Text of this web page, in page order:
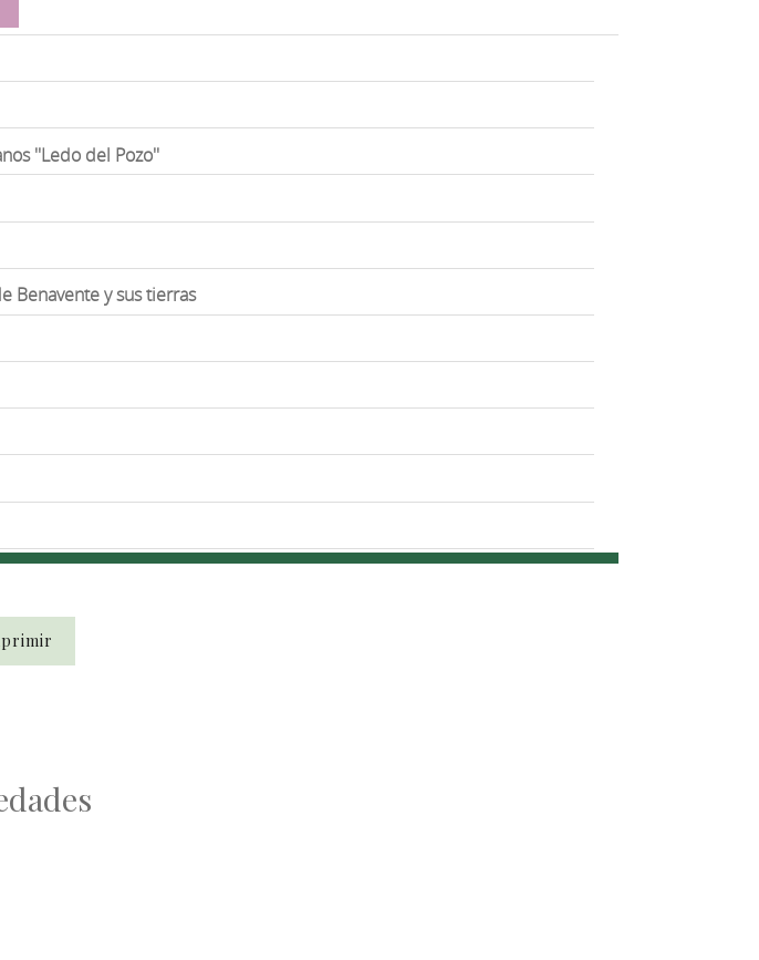
''Ledo del Pozo''
Benavente y sus tierras